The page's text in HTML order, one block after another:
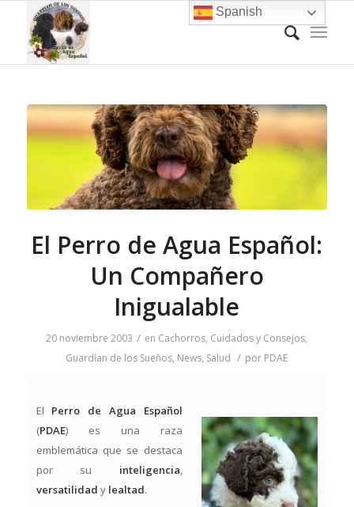
El Perro de Agua Español:
Un Compañero
Inigualable
20 noviembre 2003 / en Cachorros, Cuidados y Consejos,
Guardían de los Sueños, News, Salud / por PDAE
El Perro de Agua Español
(PDAE) es una raza
emblemática que se destaca
por su inteligencia,
versatilidad y lealtad.
Spanish